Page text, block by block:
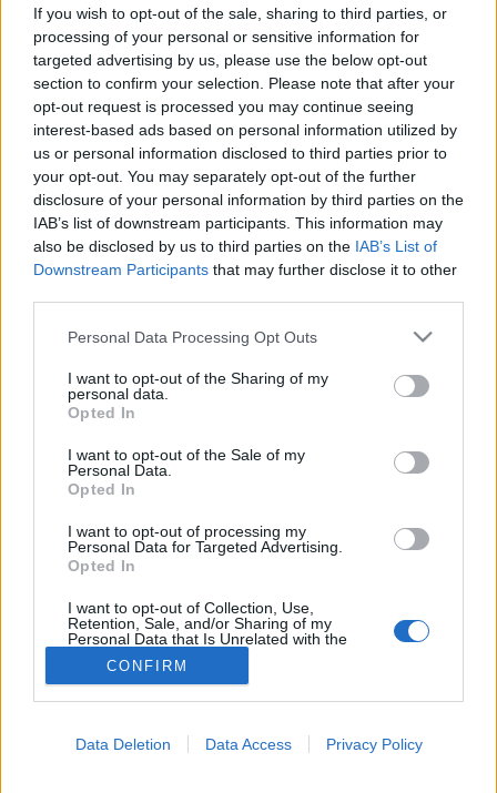
If you wish to opt-out of the sale, sharing to third parties, or
processing of your personal or sensitive information for
targeted advertising by us, please use the below opt-out
section to confirm your selection. Please note that after your
opt-out request is processed you may continue seeing
interest-based ads based on personal information utilized by
us or personal information disclosed to third parties prior to
your opt-out. You may separately opt-out of the further
disclosure of your personal information by third parties on the
IAB’s list of downstream participants. This information may
also be disclosed by us to third parties on the IAB’s List of
Downstream Participants that may further disclose it to other
Please note that this website/app uses one or more Google
not limited to your visit or usage behaviour. You may click to
grant or deny consent to Google and its third-party tags to
use your data for below specified purposes in below Google
consent section.
Personal Data Processing Opt Outs
I want to opt-out of the Sharing of my
personal data.
Opted In
I want to opt-out of the Sale of my
Personal Data.
Opted In
I want to opt-out of processing my
Personal Data for Targeted Advertising.
Opted In
I want to opt-out of Collection, Use,
Retention, Sale, and/or Sharing of my
Personal Data that Is Unrelated with the
Purposes for which it was collected.
Opted Out
CONFIRM
Data Deletion Data Access Privacy Policy
gyomorrák esélyét
2024. november 02. 14:34
Küldés Küldés Messengeren